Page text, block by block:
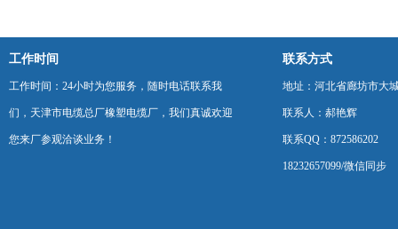
工作时间
工作时间：24小时为您服务，随时电话联系我
们，天津市电缆总厂橡塑电缆厂，我们真诚欢迎
您来厂参观洽谈业务！
联系方式
地址：河北省廊坊市大
联系人：郝艳辉
联系QQ：872586202
18232657099/微信同步